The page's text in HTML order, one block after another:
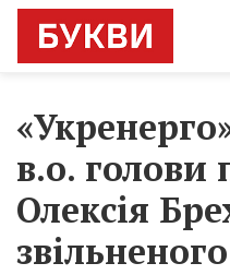
в.о. голови
Олексія